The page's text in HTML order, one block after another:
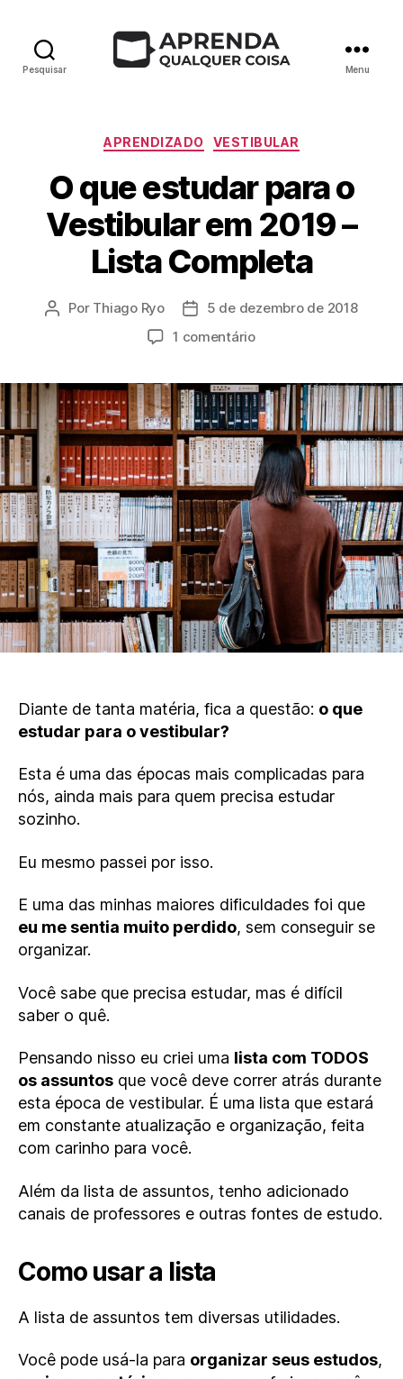
Pesquisar Menu
Categorias
APRENDIZADO VESTIBULAR
O que estudar para o
Vestibular em 2019 –
Lista Completa
Autor
Por Thiago Ryo
Data5 de dezembro de 2018
1 comentárioem
estudar
para
o
Vestibular
em
2019
Lista
Completa
Diante de tanta matéria, fica a questão: o que
estudar para o vestibular?
Esta é uma das épocas mais complicadas para
nós, ainda mais para quem precisa estudar
sozinho.
Eu mesmo passei por isso.
E uma das minhas maiores dificuldades foi que
eu me sentia muito perdido, sem conseguir se
organizar.
Você sabe que precisa estudar, mas é difícil
saber o quê.
Pensando nisso eu criei uma lista com TODOS
os assuntos que você deve correr atrás durante
esta época de vestibular. É uma lista que estará
em constante atualização e organização, feita
com carinho para você.
Além da lista de assuntos, tenho adicionado
canais de professores e outras fontes de estudo.
Como usar a lista
A lista de assuntos tem diversas utilidades.
Você pode usá-la para organizar seus estudos,